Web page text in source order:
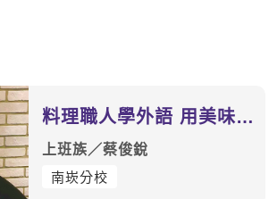
料理職人學外語 用美味連
結世界
上班族／蔡俊銳
南崁分校